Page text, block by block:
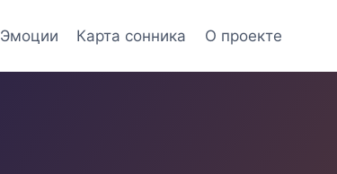
Эмоции Карта сонника О проекте